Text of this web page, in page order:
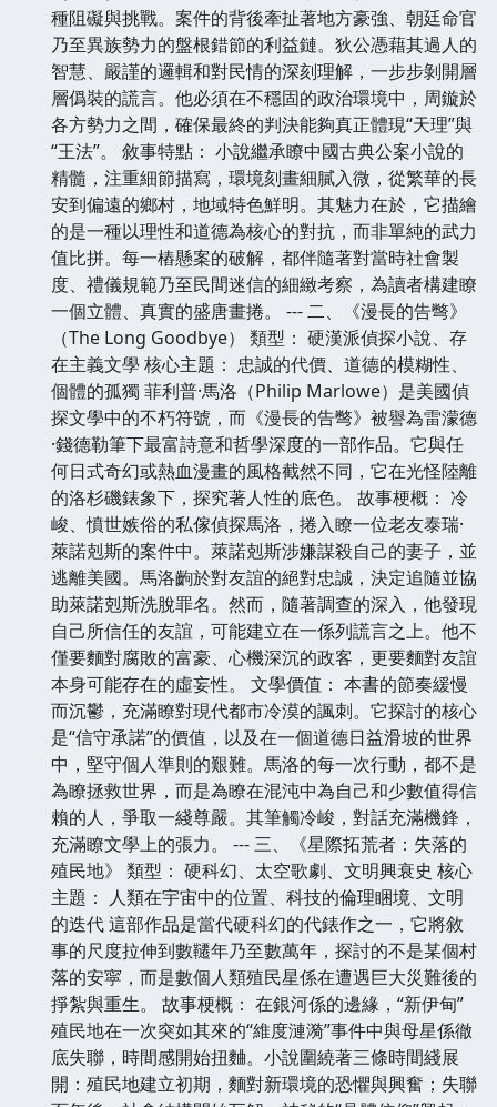
種阻礙與挑戰。案件的背後牽扯著地方豪強、朝廷命官
乃至異族勢力的盤根錯節的利益鏈。狄公憑藉其過人的
智慧、嚴謹的邏輯和對民情的深刻理解，一步步剝開層
層僞裝的謊言。他必須在不穩固的政治環境中，周鏇於
各方勢力之間，確保最終的判決能夠真正體現“天理”與
“王法”。 敘事特點： 小說繼承瞭中國古典公案小說的
精髓，注重細節描寫，環境刻畫細膩入微，從繁華的長
安到偏遠的鄉村，地域特色鮮明。其魅力在於，它描繪
的是一種以理性和道德為核心的對抗，而非單純的武力
值比拼。每一樁懸案的破解，都伴隨著對當時社會製
度、禮儀規範乃至民間迷信的細緻考察，為讀者構建瞭
一個立體、真實的盛唐畫捲。 --- 二、《漫長的告彆》
（The Long Goodbye） 類型： 硬漢派偵探小說、存
在主義文學 核心主題： 忠誠的代價、道德的模糊性、
個體的孤獨 菲利普·馬洛（Philip Marlowe）是美國偵
探文學中的不朽符號，而《漫長的告彆》被譽為雷濛德
·錢德勒筆下最富詩意和哲學深度的一部作品。它與任
何日式奇幻或熱血漫畫的風格截然不同，它在光怪陸離
的洛杉磯錶象下，探究著人性的底色。 故事梗概： 冷
峻、憤世嫉俗的私傢偵探馬洛，捲入瞭一位老友泰瑞·
萊諾剋斯的案件中。萊諾剋斯涉嫌謀殺自己的妻子，並
逃離美國。馬洛齣於對友誼的絕對忠誠，決定追隨並協
助萊諾剋斯洗脫罪名。然而，隨著調查的深入，他發現
自己所信任的友誼，可能建立在一係列謊言之上。他不
僅要麵對腐敗的富豪、心機深沉的政客，更要麵對友誼
本身可能存在的虛妄性。 文學價值： 本書的節奏緩慢
而沉鬱，充滿瞭對現代都市冷漠的諷刺。它探討的核心
是“信守承諾”的價值，以及在一個道德日益滑坡的世界
中，堅守個人準則的艱難。馬洛的每一次行動，都不是
為瞭拯救世界，而是為瞭在混沌中為自己和少數值得信
賴的人，爭取一綫尊嚴。其筆觸冷峻，對話充滿機鋒，
充滿瞭文學上的張力。 --- 三、《星際拓荒者：失落的
殖民地》 類型： 硬科幻、太空歌劇、文明興衰史 核心
主題： 人類在宇宙中的位置、科技的倫理睏境、文明
的迭代 這部作品是當代硬科幻的代錶作之一，它將敘
事的尺度拉伸到數韆年乃至數萬年，探討的不是某個村
落的安寜，而是數個人類殖民星係在遭遇巨大災難後的
掙紮與重生。 故事梗概： 在銀河係的邊緣，“新伊甸”
殖民地在一次突如其來的“維度漣漪”事件中與母星係徹
底失聯，時間感開始扭麯。小說圍繞著三條時間綫展
開：殖民地建立初期，麵對新環境的恐懼與興奮；失聯